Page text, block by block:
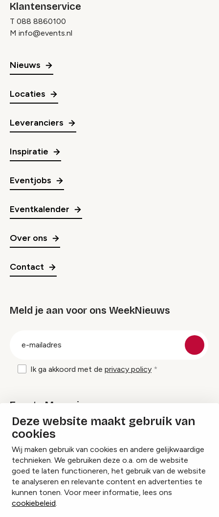
Deze website maakt gebruik van
cookies
Wij maken gebruik van cookies en andere gelijkwaardige
technieken. We gebruiken deze o.a. om de website
goed te laten functioneren, het gebruik van de website
te analyseren en relevante content en advertenties te
kunnen tonen. Voor meer informatie, lees ons
cookiebeleid.
Klantenservice
T 088 8860100
M info@events.nl
Nieuws
Locaties
Leveranciers
Inspiratie
Eventjobs
Eventkalender
Over ons
Contact
Meld je aan voor ons WeekNieuws
Ik ga akkoord met de privacy policy
Events Magazine
Ik ontvang graag Events Magazine
InstagramFacebookLinkedIn